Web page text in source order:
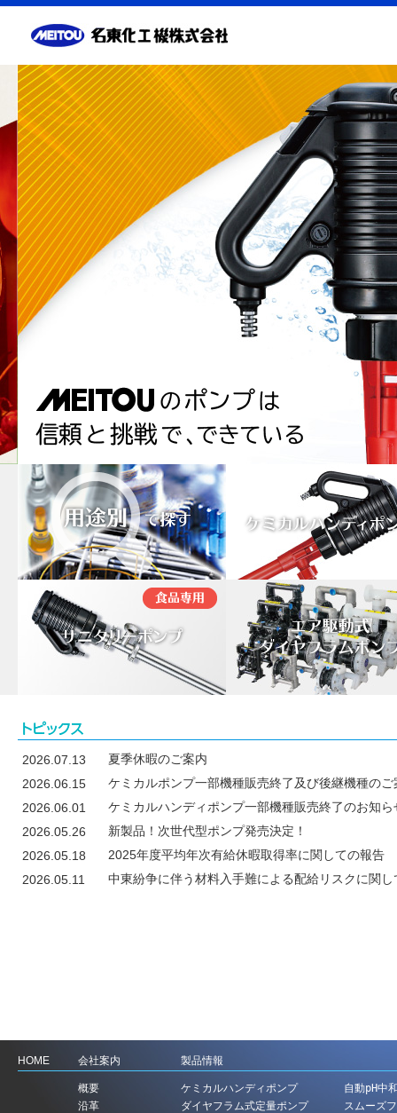
2026.07.13
夏季休暇のご案内
2026.06.15
ケミカルポンプ一部機種販売終了及び後継機種のご
2026.06.01
ケミカルハンディポンプ一部機種販売終了のお知ら
2026.05.26
新製品！次世代型ポンプ発売決定！
2026.05.18
2025年度平均年次有給休暇取得率に関しての報告
2026.05.11
中東紛争に伴う材料入手難による配給リスクに関
HOME 会社案内
概要
沿革
製品情報
ケミカルハンディポンプ
ダイヤフラム式定量ポンプ
自動pH中
スムーズ